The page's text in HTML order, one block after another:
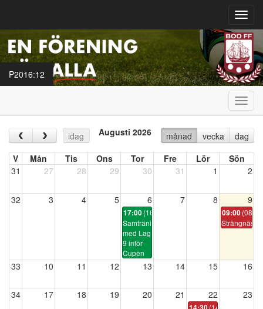
P2016:12
‹ › idag Augusti 2026 månad vecka dag
09:00
(14:00)
17:00(16:45)
Samträning
med Lag
9 inför
Cupen
V Mån Tis Ons Tor Fre Lör
Sön
31
27 28 29 30 31 1 2
32 3 4 5 6 7 8 9
33 10 11 12 13 14 15 16
34 17 18 19 20 21 22 23